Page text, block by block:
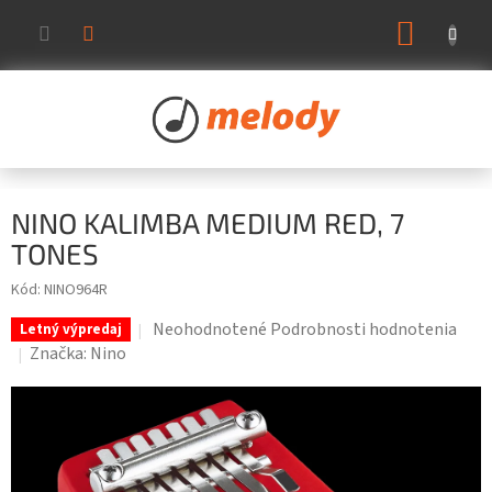
obsah
NINO KALIMBA MEDIUM RED, 7
TONES
Kód: NINO964R
Letný výpredaj
Priemerné
0,0
z
5
Neohodnotené Podrobnosti hodnotenia
Značka: Nino